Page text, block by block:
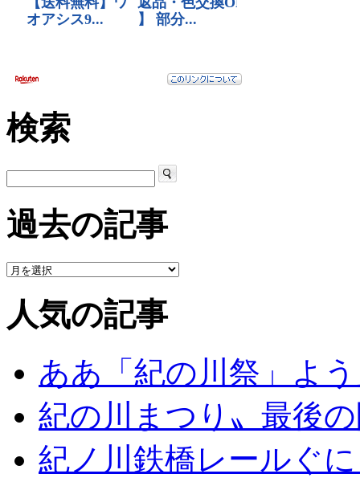
検索
過去の記事
人気の記事
ああ「紀の川祭」よ
紀の川まつり〟最後
紀ノ川鉄橋レールぐ